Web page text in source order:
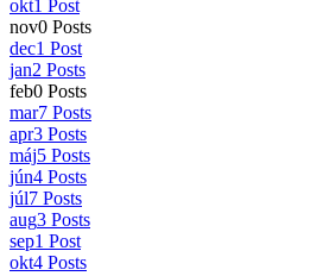
okt1 Post
nov0 Posts
dec1 Post
jan2 Posts
feb0 Posts
mar7 Posts
apr3 Posts
máj5 Posts
jún4 Posts
júl7 Posts
aug3 Posts
sep1 Post
okt4 Posts